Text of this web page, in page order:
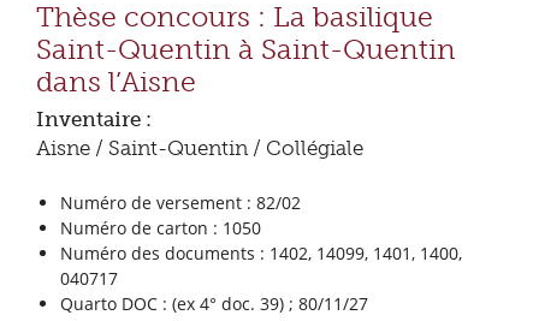
Thèse concours : La basilique
Saint-Quentin à Saint-Quentin
dans l’Aisne
Inventaire :
Aisne / Saint-Quentin / Collégiale
Numéro de versement : 82/02
Numéro de carton : 1050
Numéro des documents : 1402, 14099, 1401, 1400,
040717
Quarto DOC : (ex 4° doc. 39) ; 80/11/27